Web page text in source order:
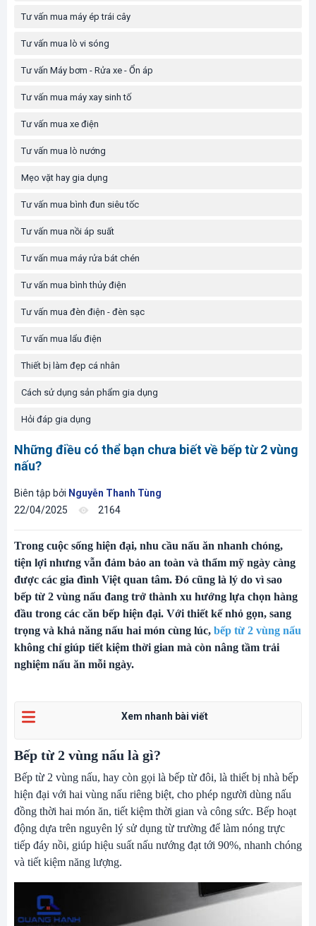
Tư vấn mua máy ép trái cây
Tư vấn mua lò vi sóng
Tư vấn Máy bơm - Rửa xe - Ổn áp
Tư vấn mua máy xay sinh tố
Tư vấn mua xe điện
Tư vấn mua lò nướng
Mẹo vặt hay gia dụng
Tư vấn mua bình đun siêu tốc
Tư vấn mua nồi áp suất
Tư vấn mua máy rửa bát chén
Tư vấn mua bình thủy điện
Tư vấn mua đèn điện - đèn sạc
Tư vấn mua lẩu điện
Thiết bị làm đẹp cá nhân
Cách sử dụng sản phẩm gia dụng
Hỏi đáp gia dụng
Những điều có thể bạn chưa biết về bếp từ 2 vùng
nấu?
Biên tập bởi Nguyễn Thanh Tùng
22/04/2025
2164
Trong cuộc sống hiện đại, nhu cầu nấu ăn nhanh chóng,
tiện lợi nhưng vẫn đảm bảo an toàn và thẩm mỹ ngày càng
được các gia đình Việt quan tâm. Đó cũng là lý do vì sao
bếp từ 2 vùng nấu đang trở thành xu hướng lựa chọn hàng
đầu trong các căn bếp hiện đại. Với thiết kế nhỏ gọn, sang
trọng và khả năng nấu hai món cùng lúc, bếp từ 2 vùng nấu
không chỉ giúp tiết kiệm thời gian mà còn nâng tầm trải
nghiệm nấu ăn mỗi ngày.
Xem nhanh bài viết
Bếp từ 2 vùng nấu là gì?
Bếp từ 2 vùng nấu, hay còn gọi là bếp từ đôi, là thiết bị nhà bếp
hiện đại với hai vùng nấu riêng biệt, cho phép người dùng nấu
đồng thời hai món ăn, tiết kiệm thời gian và công sức. Bếp hoạt
động dựa trên nguyên lý sử dụng từ trường để làm nóng trực
tiếp đáy nồi, giúp hiệu suất nấu nướng đạt tới 90%, nhanh chóng
và tiết kiệm năng lượng.